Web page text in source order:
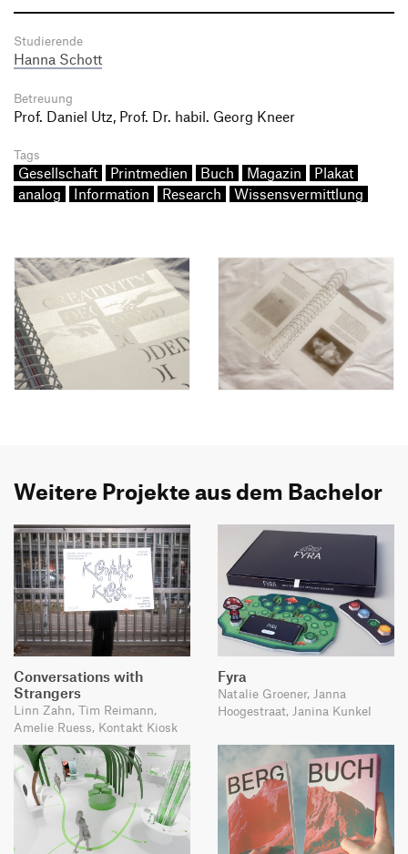
Studierende
Hanna Schott
Betreuung
Prof. Daniel Utz, Prof. Dr. habil. Georg Kneer
Tags
Gesellschaft Printmedien Buch Magazin
Plakat
analog
Information Research Wissensvermittlung
Weitere Projekte aus dem Bachelor
Conversations with
Strangers
Linn Zahn, Tim Reimann,
Amelie Ruess, Kontakt Kiosk
Fyra
Natalie Groener, Janna
Hoogestraat, Janina Kunkel